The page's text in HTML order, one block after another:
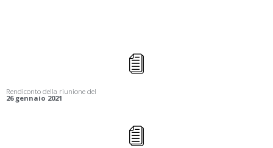
Rendiconto della riunione del
26 gennaio 2021